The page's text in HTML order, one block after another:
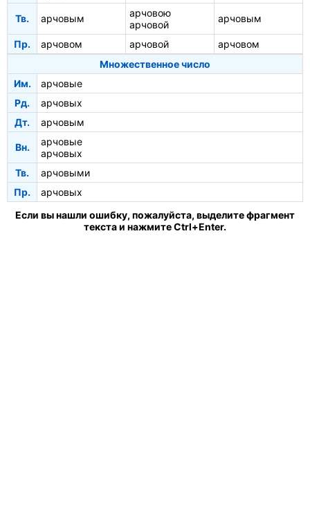
Тв. арчовым
арчовою
арчовой
арчовым
Пр. арчовом арчовой
арчовом
Множественное число
Им.
арчовые
Рд.
арчовых
Дт.
арчовым
Вн.
арчовые
арчовых
Тв.
арчовыми
Пр.
арчовых
Если вы нашли ошибку, пожалуйста, выделите фрагмент
текста и нажмите Ctrl+Enter.